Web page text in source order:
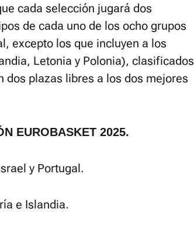
cada selección jugará dos
de cada uno de los ocho grupos
excepto los que incluyen a los
Letonia y Polonia), clasificados
dos plazas libres a los dos mejores
EUROBASKET 2025.
y Portugal.
e Islandia.